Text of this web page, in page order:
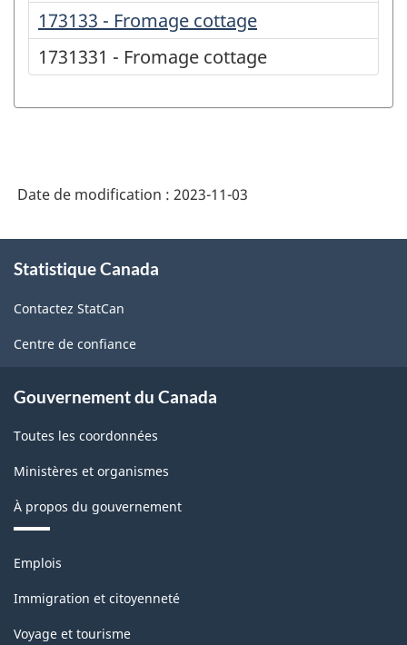
173133 - Fromage cottage
1731331 - Fromage cottage
Date de modification : 2023-11-03
propos
ce
site
Statistique Canada
Contactez StatCan
Centre de confiance
Gouvernement du Canada
Toutes les coordonnées
Ministères et organismes
À propos du gouvernement
Thèmes
sujets
Emplois
Immigration et citoyenneté
Voyage et tourisme